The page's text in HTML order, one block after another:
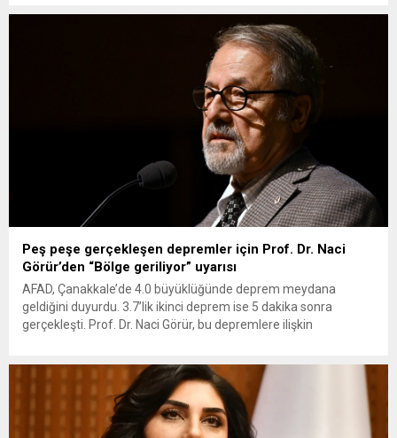
hasarlı binalar oluştu. Bu binaların boşaltılmasında yarar var.
Peş peşe gerçekleşen depremler için Prof. Dr. Naci
Görür’den “Bölge geriliyor” uyarısı
AFAD, Çanakkale’de 4.0 büyüklüğünde deprem meydana
geldiğini duyurdu. 3.7’lik ikinci deprem ise 5 dakika sonra
gerçekleşti. Prof. Dr. Naci Görür, bu depremlere ilişkin
AFAD’dan yapılan açıklamaya göre Çanakkale Ayvacık
açıklarında 4.0 büyüklüğünde deprem meydana...